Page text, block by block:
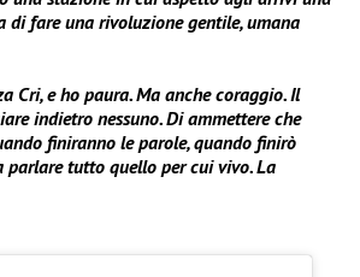
di fare una rivoluzione gentile, umana
Cri, e ho paura. Ma anche coraggio. Il
indietro nessuno. Di ammettere che
finiranno le parole, quando finirò
parlare tutto quello per cui vivo. La